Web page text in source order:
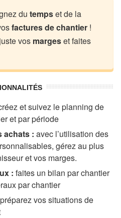
du tempset de la
factures de chantier !
vos margeset faites
et suivez le planning de
et par période
achats : avec l’utilisation des
gérez au plus
et vos marges.
: faites un bilan par chantier
par chantier
préparez vos situations de